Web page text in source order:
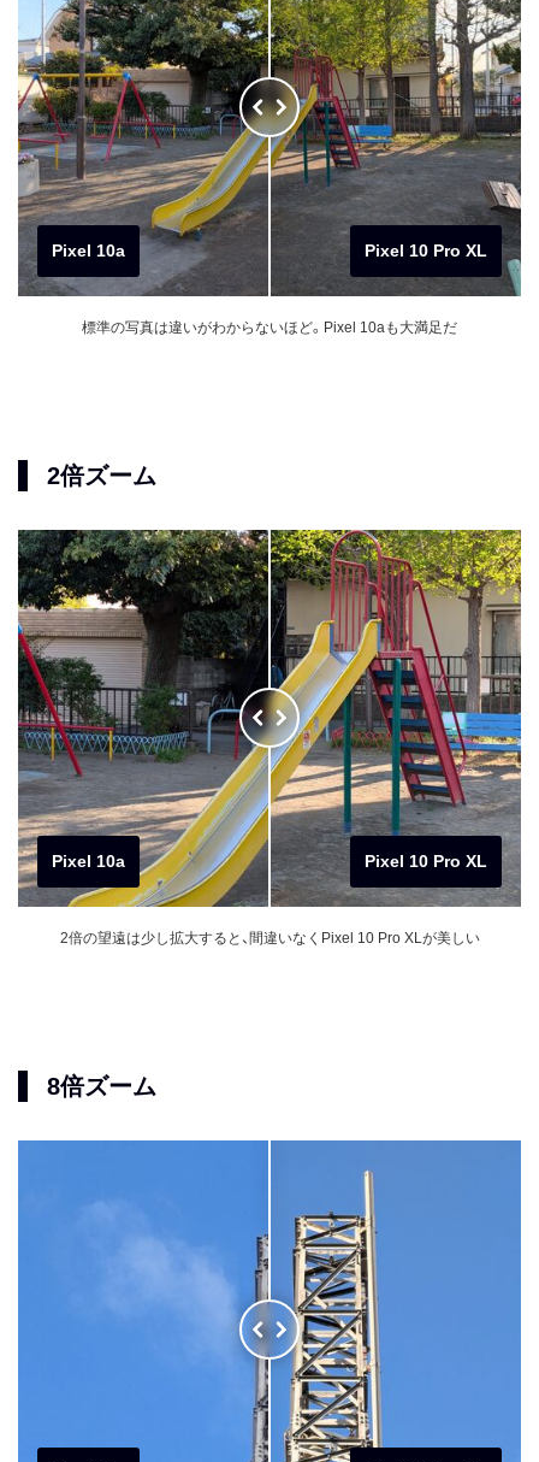
Pixel 10 Pro XL
Pixel 10a
標準の写真は違いがわからないほど。Pixel 10aも大満足だ
2倍ズーム
Pixel 10 Pro XL
Pixel 10a
2倍の望遠は少し拡大すると、間違いなくPixel 10 Pro XLが美しい
8倍ズーム